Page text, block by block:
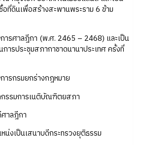
ที่ดินเพื่อสร้างสะพานพระราม 6 ข้าม
ารศาลฎีกา (พ.ศ. 2465 – 2468) และเป็น
ารประชุมสภากาชาดนานาประเทศ ครั้งที่
ารกรมยกร่างกฎหมาย
รรมการเนติบัณฑิตยสภา
าลฎีกา
งเป็นเสนาบดีกระทรวงยุติธรรม